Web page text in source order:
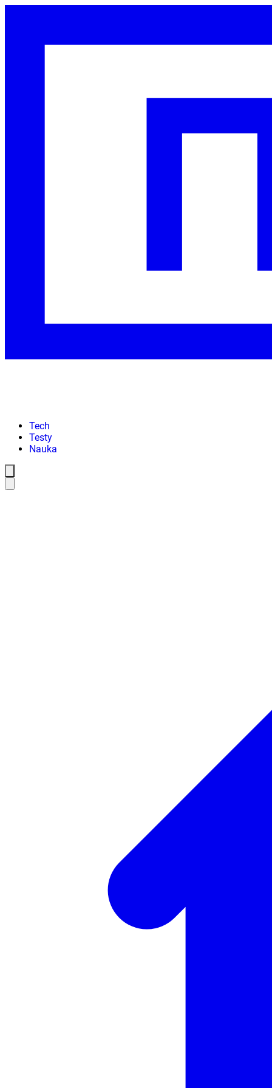
Tech
Testy
Nauka